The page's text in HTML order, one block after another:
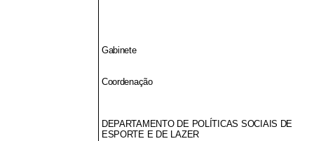
Gabinete
Coordenação
DEPARTAMENTO DE POLÍTICAS SOCIAIS DE
ESPORTE E DE LAZER